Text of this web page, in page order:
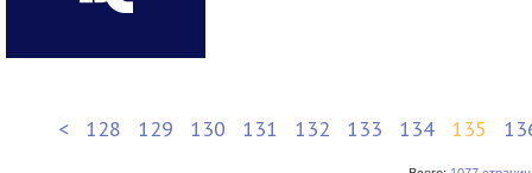
< 128 129 130 131 132 133 134 135